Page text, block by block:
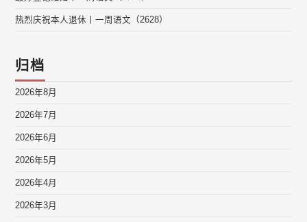
热烈庆祝本人退休丨一周语文（2628）
归档
2026年8月
2026年7月
2026年6月
2026年5月
2026年4月
2026年3月